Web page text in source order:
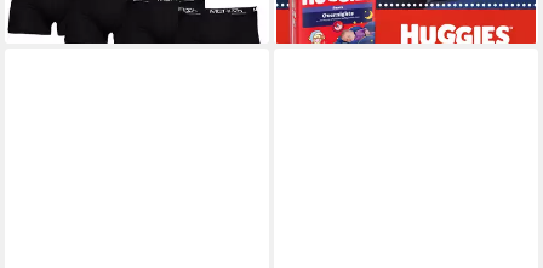
lieferbar - in 3-4 Werktagen bei dir